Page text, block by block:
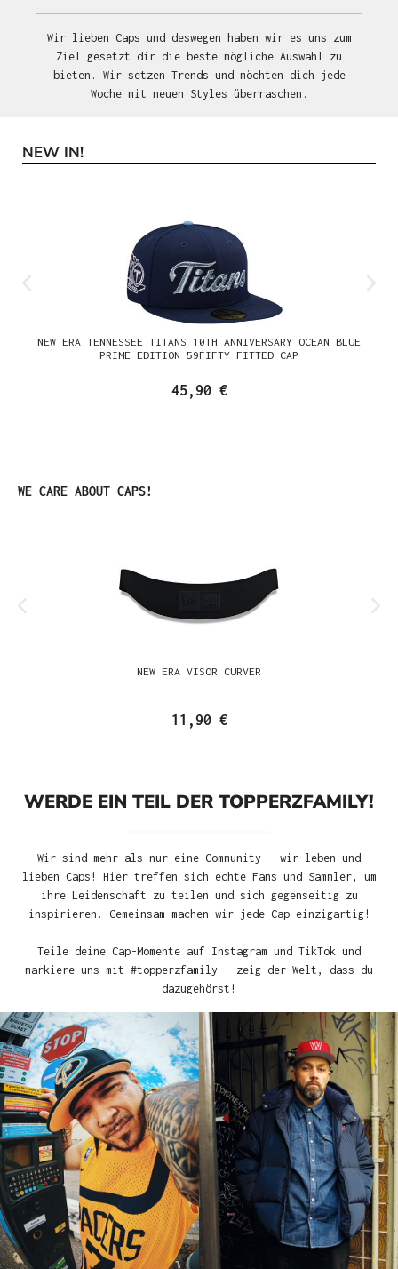
Wir lieben Caps und deswegen haben wir es uns zum
Ziel gesetzt dir die beste mögliche Auswahl zu
bieten. Wir setzen Trends und möchten dich jede
Woche mit neuen Styles überraschen.
Produktgalerie überspringen
NEW IN!
NEW ERA TENNESSEE TITANS 10TH ANNIVERSARY OCEAN BLUE
PRIME EDITION 59FIFTY FITTED CAP
45,90 €
Produktgalerie überspringen
WE CARE ABOUT CAPS!
NEW ERA VISOR CURVER
11,90 €
WERDE EIN TEIL DER TOPPERZFAMILY!
Wir sind mehr als nur eine Community – wir leben und
lieben Caps! Hier treffen sich echte Fans und Sammler, um
ihre Leidenschaft zu teilen und sich gegenseitig zu
inspirieren. Gemeinsam machen wir jede Cap einzigartig!
Teile deine Cap-Momente auf Instagram und TikTok und
markiere uns mit #topperzfamily – zeig der Welt, dass du
dazugehörst!